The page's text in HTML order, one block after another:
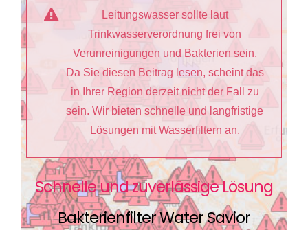
Leitungswasser sollte laut
Trinkwasserverordnung frei von
Verunreinigungen und Bakterien sein.
Da Sie diesen Beitrag lesen, scheint das
in Ihrer Region derzeit nicht der Fall zu
sein. Wir bieten schnelle und langfristige
Lösungen mit Wasserfiltern an.
Schnelle und zuverlässige Lösung
Bakterienfilter Water Savior